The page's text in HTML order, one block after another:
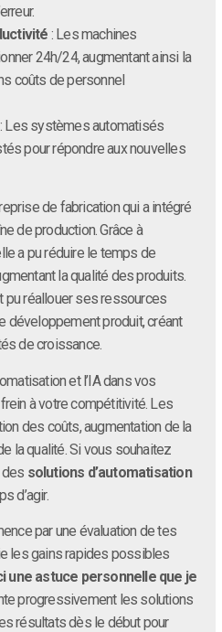
: Les machines
24h/24, augmentant ainsi la
coûts de personnel
Les systèmes automatisés
pour répondre aux nouvelles
de fabrication qui a intégré
de production. Grâce à
a pu réduire le temps de
la qualité des produits.
pu réallouer ses ressources
développement produit, créant
de croissance.
et l’IA dans vos
à votre compétitivité. Les
des coûts, augmentation de la
la qualité. Si vous souhaitez
des solutions d’automatisation
d’agir.
par une évaluation de tes
les gains rapides possibles
une astuce personnelle que je
progressivement les solutions
résultats dès le début pour